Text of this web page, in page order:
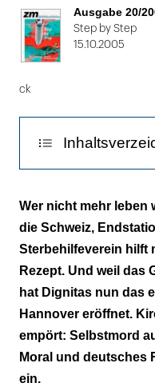
von
2
Ausgabe 20/
Step by Step
15.10.2005
ck
Advokat des
Keine aktive
Wer nicht mehr leben
die Schweiz,
Sterbehilfeverein hilft
Rezept. Und weil das
hat Dignitas nun das
Hannover eröffnet.
empört: Selbstmord
Moral und deutsches
ein.